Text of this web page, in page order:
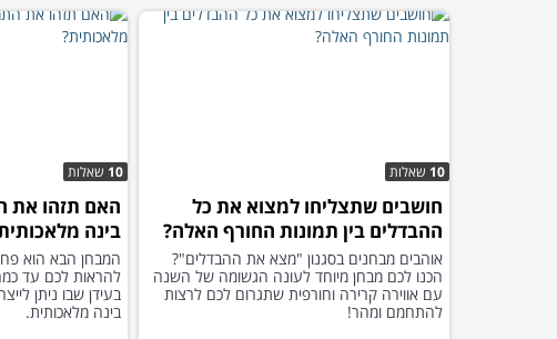
10 שאלות
חושבים שתצליחו למצוא את כל
ההבדלים בין תמונות החורף האלה?
אוהבים מבחנים בסגנון "מצא את ההבדלים"?
הכנו לכם מבחן מיוחד לעונה הגשומה של השנה
עם אווירה קרירה וחורפית שתגרום לכם לרצות
להתחמם ומהר!
10 שאלות
האם תזהו את
בינה
המבחן הבא הוא
להראות לכם עד
בעידן שבו ניתן
בינה מלאכותית.